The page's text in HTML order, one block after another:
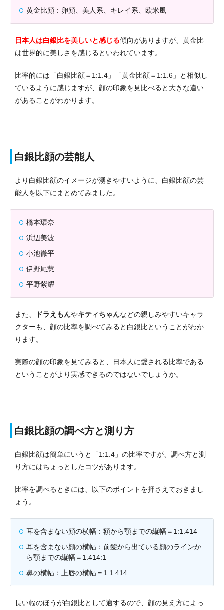
黄金比顔：卵顔、美人系、キレイ系、欧米風
日本人は白銀比を美しいと感じる傾向がありますが、黄金比
は世界的に美しさを感じるといわれています。
比率的には「白銀比顔＝1:1.4」「黄金比顔＝1:1.6」と相似し
ているように感じますが、顔の印象を見比べると大きな違い
があることがわかります。
白銀比顔の芸能人
より白銀比顔のイメージが湧きやすいように、白銀比顔の芸
能人を以下にまとめてみました。
橋本環奈
浜辺美波
小池徹平
伊野尾慧
平野紫耀
また、 ドラえもんやキティちゃんなどの親しみやすいキャラ
クターも、顔の比率を調べてみると白銀比ということがわか
ります。
実際の顔の印象を見てみると、日本人に愛される比率である
ということがより実感できるのではないでしょうか。
白銀比顔の調べ方と測り方
白銀比顔は簡単にいうと「1:1.4」の比率ですが、調べ方と測
り方にはちょっとしたコツがあります。
比率を調べるときには、以下のポイントを押さえておきまし
ょう。
耳を含まない顔の横幅：額から顎までの縦幅＝1:1.414
耳を含まない顔の横幅：前髪から出ている顔のラインか
ら顎までの縦幅＝1.414:1
鼻の横幅：上唇の横幅＝1:1.414
長い幅のほうが白銀比として適するので、顔の見え方によっ